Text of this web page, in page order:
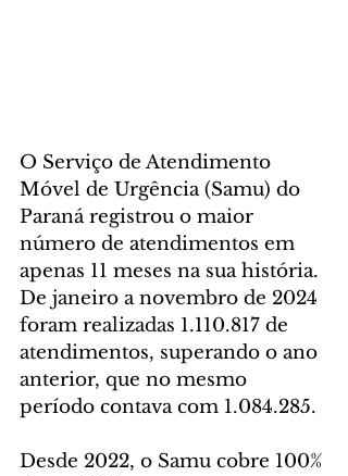
O Serviço de Atendimento
Móvel de Urgência (Samu) do
Paraná registrou o maior
número de atendimentos em
apenas 11 meses na sua história.
De janeiro a novembro de 2024
foram realizadas 1.110.817 de
atendimentos, superando o ano
anterior, que no mesmo
período contava com 1.084.285.
Desde 2022, o Samu cobre 100%